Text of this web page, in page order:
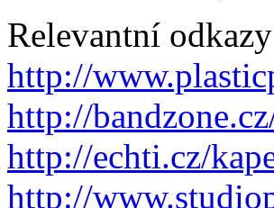
Relevantní
http://
http://
http://echti.cz/
http://